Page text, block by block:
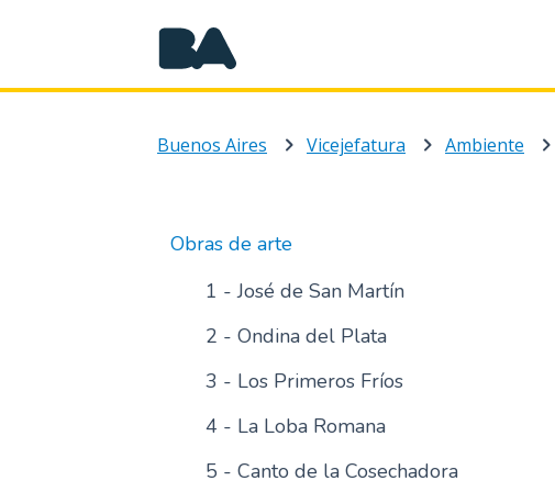
Buenos Aires Vicejefatura Ambiente
Obras de arte
1 - José de San Martín
2 - Ondina del Plata
3 - Los Primeros Fríos
4 - La Loba Romana
5 - Canto de la Cosechadora